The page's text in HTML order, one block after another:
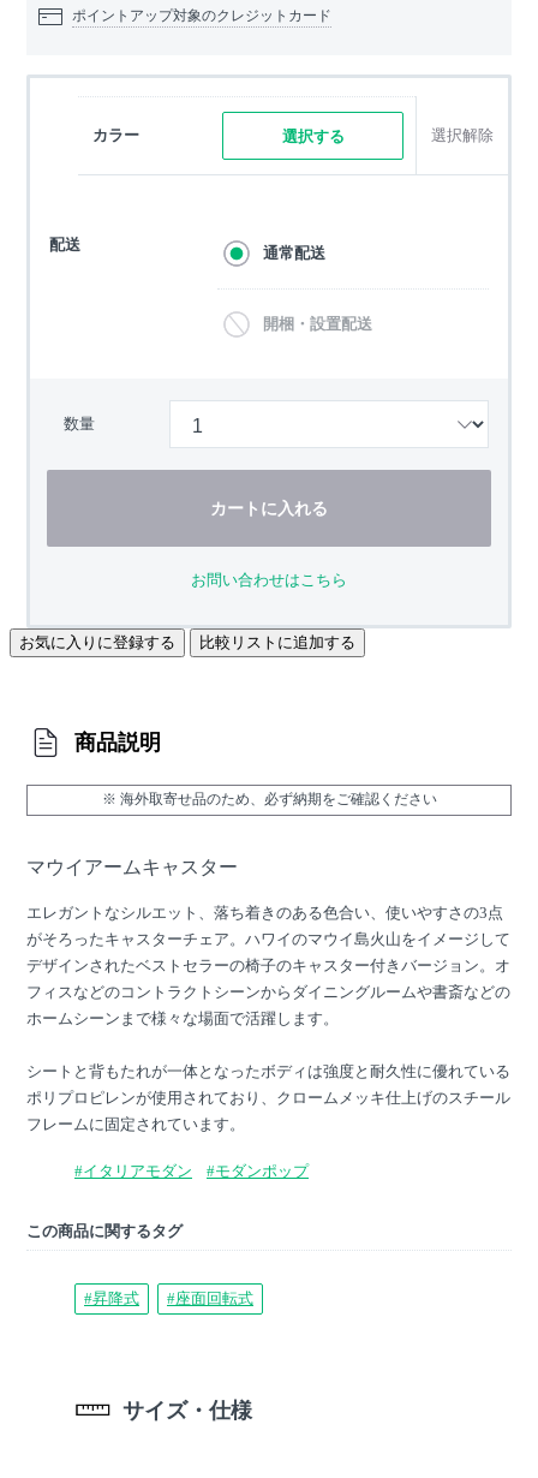
ポイントアップ対象のクレジットカード
カラー 選択する 選択解除
配送 通常配送
開梱・設置配送
数量
カートに入れる
お問い合わせはこちら
お気に入りに登録する 比較リストに追加する
商品説明
※ 海外取寄せ品のため、必ず納期をご確認ください
マウイアームキャスター
エレガントなシルエット、落ち着きのある色合い、使いやすさの3点
がそろったキャスターチェア。ハワイのマウイ島火山をイメージして
デザインされたベストセラーの椅子のキャスター付きバージョン。オ
フィスなどのコントラクトシーンからダイニングルームや書斎などの
ホームシーンまで様々な場面で活躍します。
シートと背もたれが一体となったボディは強度と耐久性に優れている
ポリプロピレンが使用されており、クロームメッキ仕上げのスチール
フレームに固定されています。
#イタリアモダン #モダンポップ
この商品に関するタグ
#昇降式 #座面回転式
サイズ・仕様